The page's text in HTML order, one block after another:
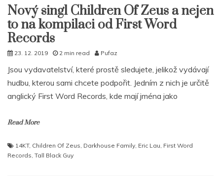
Nový singl Children Of Zeus a nejen
to na kompilaci od First Word
Records
23. 12. 2019 2 min read Pufaz
Jsou vydavatelství, které prostě sledujete, jelikož vydávají
hudbu, kterou sami chcete podpořit. Jedním z nich je určitě
anglický First Word Records, kde mají jména jako
Read More
14KT, Children Of Zeus Darkhouse Family Eric Lau First Word
Records Tall Black Guy